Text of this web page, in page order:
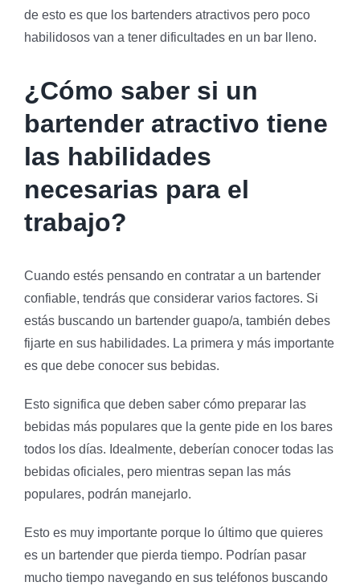
de esto es que los bartenders atractivos pero poco
habilidosos van a tener dificultades en un bar lleno.
¿Cómo saber si un
bartender atractivo tiene
las habilidades
necesarias para el
trabajo?
Cuando estés pensando en contratar a un bartender
confiable, tendrás que considerar varios factores. Si
estás buscando un bartender guapo/a, también debes
fijarte en sus habilidades. La primera y más importante
es que debe conocer sus bebidas.
Esto significa que deben saber cómo preparar las
bebidas más populares que la gente pide en los bares
todos los días. Idealmente, deberían conocer todas las
bebidas oficiales, pero mientras sepan las más
populares, podrán manejarlo.
Esto es muy importante porque lo último que quieres
es un bartender que pierda tiempo. Podrían pasar
mucho tiempo navegando en sus teléfonos buscando